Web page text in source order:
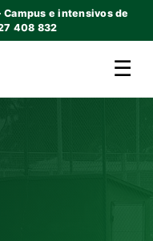
e intensivos de
408 832
☰